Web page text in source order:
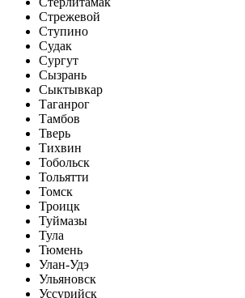
Стрежевой
Ступино
Судак
Сургут
Сызрань
Сыктывкар
Таганрог
Тамбов
Тверь
Тихвин
Тобольск
Тольятти
Томск
Троицк
Туймазы
Тула
Тюмень
Улан-Удэ
Ульяновск
Уссурийск